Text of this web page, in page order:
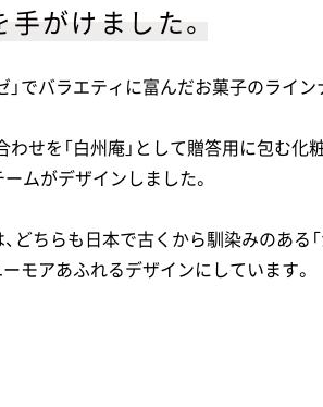
がけました。
でバラエティに富んだお菓子のライ
せを「白州庵」として贈答用に包む化
ムがデザインしました。
、どちらも日本で古くから馴染みのある
モアあふれるデザインにしています。